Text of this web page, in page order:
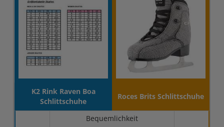
K2 Rink Raven Boa
Schlittschuhe
Roces Brits Schlittschuhe
Bequemlichkeit